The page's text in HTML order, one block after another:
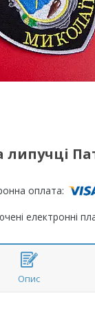
липучці
електронні
Опис